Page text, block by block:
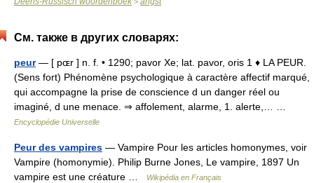
См. также в других словарях:
peur— [ pɶr ] n. f. • 1290; pavor Xe; lat. pavor, oris 1 ♦ LA PEUR.
(Sens fort) Phénomène psychologique à caractère affectif marqué,
qui accompagne la prise de conscience d un danger réel ou
imaginé, d une menace. ⇒ affolement, alarme, 1. alerte,… …
Encyclopédie Universelle
Peur des vampires — Vampire Pour les articles homonymes, voir
Vampire (homonymie). Philip Burne Jones, Le vampire, 1897 Un
vampire est une créature …
Wikipédia en Français